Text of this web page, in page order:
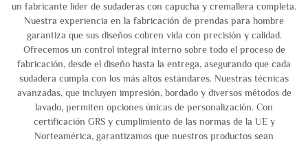
un fabricante líder de sudaderas con capucha y cremallera completa.
Nuestra experiencia en la fabricación de prendas para hombre
garantiza que sus diseños cobren vida con precisión y calidad.
Ofrecemos un control integral interno sobre todo el proceso de
fabricación, desde el diseño hasta la entrega, asegurando que cada
sudadera cumpla con los más altos estándares. Nuestras técnicas
avanzadas, que incluyen impresión, bordado y diversos métodos de
lavado, permiten opciones únicas de personalización. Con
certificación GRS y cumplimiento de las normas de la UE y
Norteamérica, garantizamos que nuestros productos sean